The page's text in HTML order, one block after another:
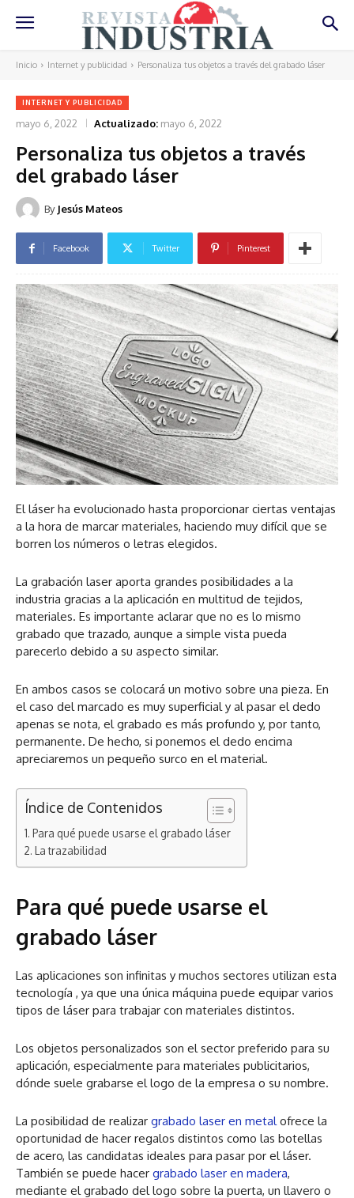
Inicio Internet y publicidad Personaliza tus objetos a través del grabado láser
INTERNET Y PUBLICIDAD
mayo 6, 2022 Actualizado: mayo 6, 2022
Personaliza tus objetos a través
del grabado láser
By Jesús Mateos
Facebook Twitter Pinterest
El láser ha evolucionado hasta proporcionar ciertas ventajas
a la hora de marcar materiales, haciendo muy difícil que se
borren los números o letras elegidos.
La grabación laser aporta grandes posibilidades a la
industria gracias a la aplicación en multitud de tejidos,
materiales. Es importante aclarar que no es lo mismo
grabado que trazado, aunque a simple vista pueda
parecerlo debido a su aspecto similar.
En ambos casos se colocará un motivo sobre una pieza. En
el caso del marcado es muy superficial y al pasar el dedo
apenas se nota, el grabado es más profundo y, por tanto,
permanente. De hecho, si ponemos el dedo encima
apreciaremos un pequeño surco en el material.
Índice de Contenidos
Para qué puede usarse el grabado láser
La trazabilidad
Para qué puede usarse el
grabado láser
Las aplicaciones son infinitas y muchos sectores utilizan esta
tecnología , ya que una única máquina puede equipar varios
tipos de láser para trabajar con materiales distintos.
Los objetos personalizados son el sector preferido para su
aplicación, especialmente para materiales publicitarios,
dónde suele grabarse el logo de la empresa o su nombre.
La posibilidad de realizar grabado laser en metal ofrece la
oportunidad de hacer regalos distintos como las botellas
de acero, las candidatas ideales para pasar por el láser.
También se puede hacer grabado laser en madera,
mediante el grabado del logo sobre la puerta, un llavero o